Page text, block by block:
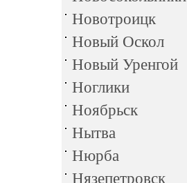
Новотроицк
Новый Оскол
Новый Уренгой
Ноглики
Ноябрьск
Нытва
Нюрба
Нязепетровск